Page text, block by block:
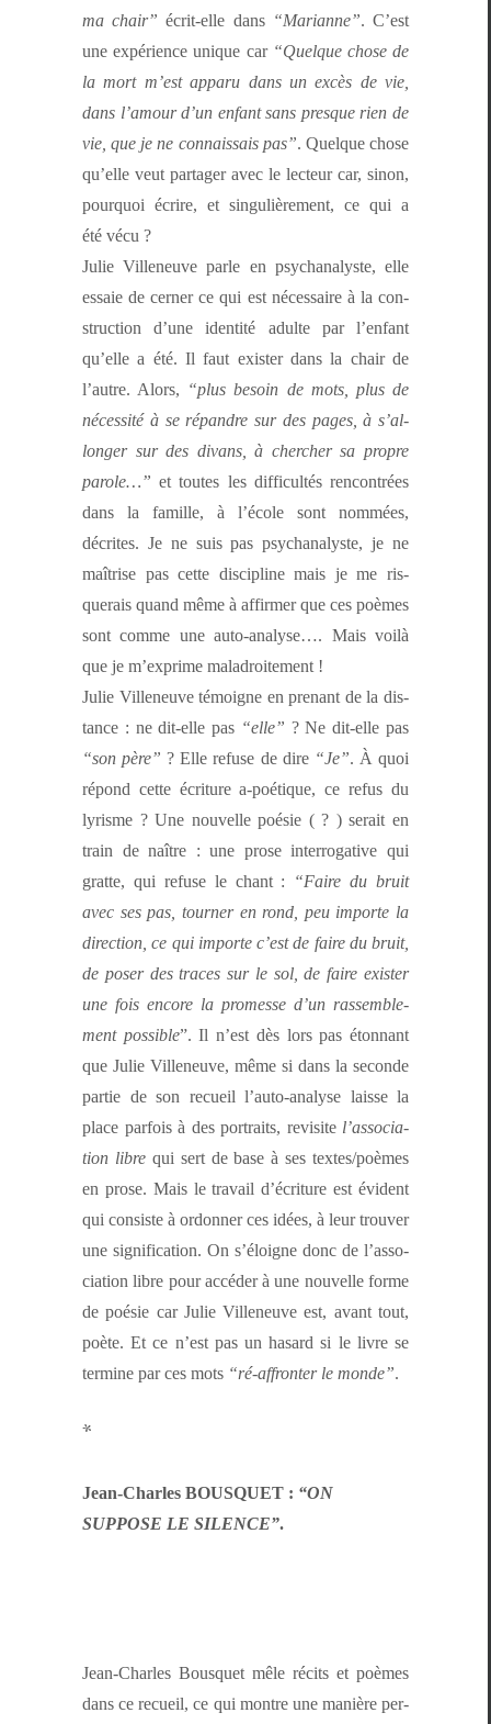
ma chair” écrit-elle dans “Mar­i­anne”. C’est
une expéri­ence unique car “Quelque chose de
la mort m’est apparu dans un excès de vie,
dans l’amour d’un enfant sans presque rien de
vie, que je ne con­nais­sais pas”. Quelque chose
qu’elle veut partager avec le lecteur car, sinon,
pourquoi écrire, et sin­gulière­ment, ce qui a
été vécu ?
Julie Vil­leneuve par­le en psy­ch­an­a­lyste, elle
essaie de cern­er ce qui est néces­saire à la con­
struc­tion d’une iden­tité adulte par l’en­fant
qu’elle a été. Il faut exis­ter dans la chair de
l’autre. Alors, “plus besoin de mots, plus de
néces­sité à se répan­dre sur des pages, à s’al­
longer sur des divans, à chercher sa pro­pre
parole…” et toutes les dif­fi­cultés ren­con­trées
dans la famille, à l’é­cole sont nom­mées,
décrites. Je ne suis pas psy­ch­an­a­lyste, je ne
maîtrise pas cette dis­ci­pline mais je me ris­
querais quand même à affirmer que ces poèmes
sont comme une auto-analyse…. Mais voilà
que je m’ex­prime maladroitement !
Julie Vil­leneuve témoigne en prenant de la dis­
tance : ne dit-elle pas “elle” ? Ne dit-elle pas
“son père” ? Elle refuse de dire “Je”. À quoi
répond cette écri­t­ure a‑poétique, ce refus du
lyrisme ? Une nou­velle poésie ( ? ) serait en
train de naître : une prose inter­rog­a­tive qui
grat­te, qui refuse le chant :
“Faire du bruit
avec ses pas, tourn­er en rond, peu importe la
direc­tion, ce qui importe c’est de faire du bruit,
de pos­er des traces sur le sol, de faire exis­ter
une fois encore la promesse d’un rassem­ble­
ment pos­si­ble”. Il n’est dès lors pas éton­nant
que Julie Vil­leneuve, même si dans la sec­onde
par­tie de son recueil l’au­to-analyse laisse la
place par­fois à des por­traits, revis­ite l’as­so­ci­a­
tion librequi sert de base à ses textes/poèmes
en prose. Mais le tra­vail d’écri­t­ure est évi­dent
qui con­siste à ordon­ner ces idées, à leur trou­ver
une sig­ni­fi­ca­tion. On s’éloigne donc de l’as­so­
ci­a­tion libre pour accéder à une nou­velle forme
de poésie car Julie Vil­leneuve est, avant tout,
poète. Et ce n’est pas un hasard si le livre se
ter­mine par ces mots “ré-affron­ter le monde”.
*
Jean-Charles BOUSQUET : “ON
SUPPOSE LE SILENCE”.
Jean-Charles Bous­quet mêle réc­its et poèmes
dans ce recueil, ce qui mon­tre une manière per­